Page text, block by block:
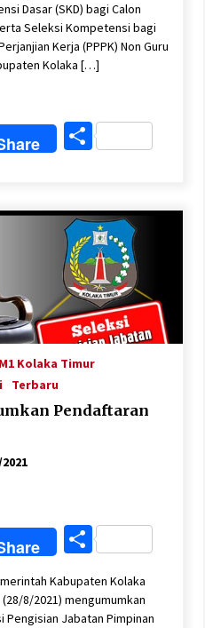
Dasar (SKD) bagi Calon
Seleksi Kompetensi bagi
Kerja (PPPK) Non Guru
Kolaka […]
Share
Kolaka Timur
Terbaru
Pendaftaran
Share
Kabupaten Kolaka
8/2021) mengumumkan
Jabatan Pimpinan